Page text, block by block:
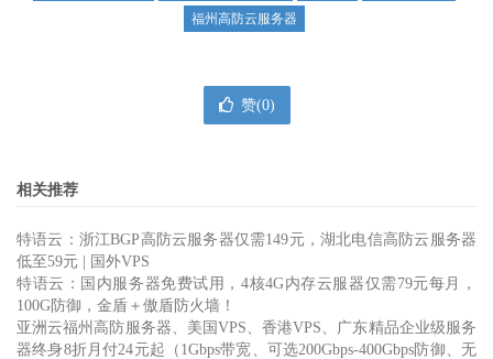
福州高防云服务器
赞(0)
相关推荐
特语云：浙江BGP高防云服务器仅需149元，湖北电信高防云服务器
低至59元 | 国外VPS
特语云：国内服务器免费试用，4核4G内存云服器仅需79元每月，
100G防御，金盾＋傲盾防火墙！
亚洲云福州高防服务器、美国VPS、香港VPS、广东精品企业级服务
器终身8折月付24元起（1Gbps带宽、可选200Gbps-400Gbps防御、无